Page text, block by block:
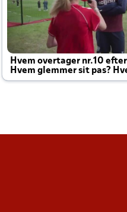
Hvem overtager nr.10
Hvem glemmer sit pas?
Joachim altid til efter